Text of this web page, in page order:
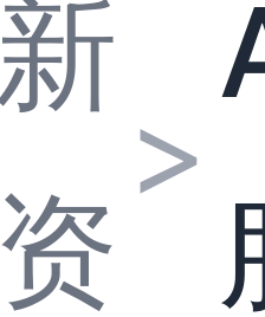
新
资
>